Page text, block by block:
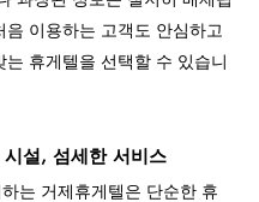
음 이용하는 고객도 안심하고
는 휴게텔을 선택할 수 있습니
설, 섬세한 서비스
는 거제휴게텔은 단순한 휴